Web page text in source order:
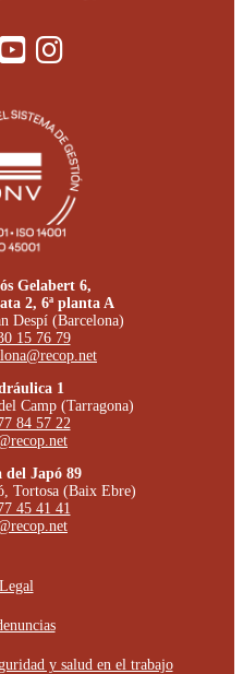
Gelabert 6,
2, 6ª planta A
Despí (Barcelona)
15 76 79
1
Camp (Tarragona)
84 57 22
del Japó 89
Tortosa (Baix Ebre)
45 41 41
y salud en el trabajo